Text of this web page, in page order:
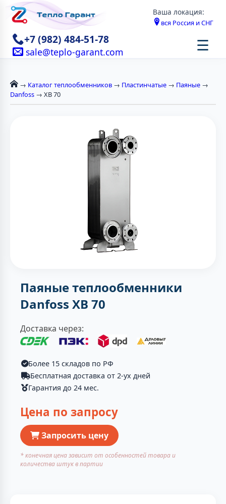
Ваша локация:
вся Россия и СНГ
+7 (982) 484-51-78
sale@teplo-garant.com ☰
→ Каталог теплообменников → Пластинчатые → Паяные →
Danfoss → XB 70
Паяные теплообменники
Danfoss XB 70
Доставка через:
Более 15 складов по РФ
Бесплатная доставка от 2-ух дней
Гарантия до 24 мес.
Цена по запросу
Запросить цену
* конечная цена зависит от особенностей товара и
количества штук в партии